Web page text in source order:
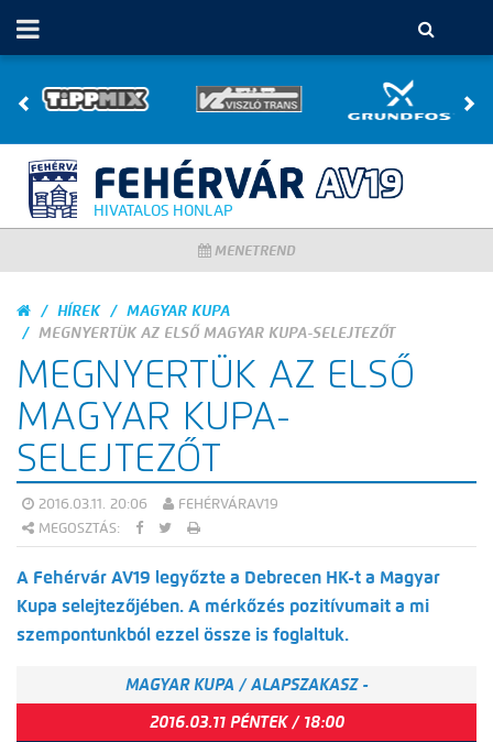
HIVATALOS HONLAP
MENETREND
HÍREK
MAGYAR KUPA
MEGNYERTÜK AZ ELSŐ MAGYAR KUPA-SELEJTEZŐT
MEGNYERTÜK AZ ELSŐ
MAGYAR KUPA-
SELEJTEZŐT
2016.03.11. 20:06
FEHÉRVÁRAV19
MEGOSZTÁS:
A Fehérvár AV19 legyőzte a Debrecen HK-t a Magyar
Kupa selejtezőjében. A mérkőzés pozitívumait a mi
szempontunkból ezzel össze is foglaltuk.
MAGYAR KUPA / ALAPSZAKASZ -
2016.03.11 PÉNTEK / 18:00